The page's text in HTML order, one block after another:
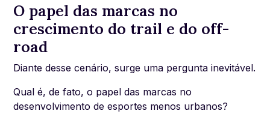
O papel das marcas no
crescimento do trail e do off-
road
Diante desse cenário, surge uma pergunta inevitável.
Qual é, de fato, o papel das marcas no
desenvolvimento de esportes menos urbanos?